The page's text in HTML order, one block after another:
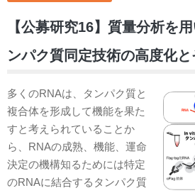
【公募研究16】質量分析を
ンパク質同定技術の高度化と
多くのRNAは、タンパク質と
複合体を形成して機能を果た
すと考えられていることか
ら、RNAの成熟、機能、運命
決定の機構知るためには特定
のRNAに結合するタンパク質